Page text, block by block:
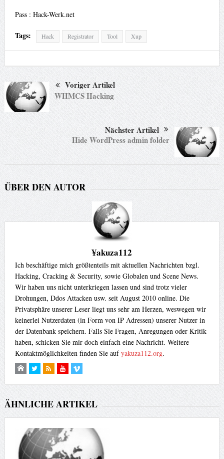
Pass : Hack-Werk.net
Tags: Hack Registrator Tool Xup
Voriger Artikel
WHMCS Hacking
Nächster Artikel
Hide WordPress admin folder
ÜBER DEN AUTOR
¥akuza112
Ich beschäftige mich größtenteils mit aktuellen Nachrichten bzgl.
Hacking, Cracking & Security, sowie Globalen und Scene News.
Wir haben uns nicht unterkriegen lassen und sind trotz vieler
Drohungen, Ddos Attacken usw. seit August 2010 online. Die
Privatsphäre unserer Leser liegt uns sehr am Herzen, weswegen wir
keinerlei Nutzerdaten (in Form von IP Adressen) unserer Nutzer in
der Datenbank speichern. Falls Sie Fragen, Anregungen oder Kritik
haben, schicken Sie mir doch einfach eine Nachricht. Weitere
Kontaktmöglichkeiten finden Sie aufyakuza112.org.
ÄHNLICHE ARTIKEL